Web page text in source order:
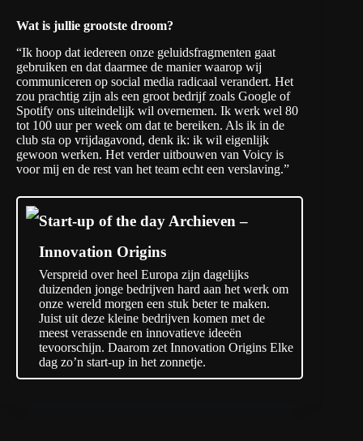
Wat is jullie grootste droom?
“Ik hoop dat iedereen onze geluidsfragmenten gaat
gebruiken en dat daarmee de manier waarop wij
communiceren op social media radicaal verandert. Het
zou prachtig zijn als een groot bedrijf zoals Google of
Spotify ons uiteindelijk wil overnemen. Ik werk wel 80
tot 100 uur per week om dat te bereiken. Als ik in de
club sta op vrijdagavond, denk ik: ik wil eigenlijk
gewoon werken. Het verder uitbouwen van Voicy is
voor mij en de rest van het team echt een verslaving.”
Start-up of the day Archieven –
Innovation Origins
Verspreid over heel Europa zijn dagelijks
duizenden jonge bedrijven hard aan het werk om
onze wereld morgen een stuk beter te maken.
Juist uit deze kleine bedrijven komen met de
meest verassende en innovatieve ideeën
tevoorschijn. Daarom zet Innovation Origins Elke
dag zo’n start-up in het zonnetje.